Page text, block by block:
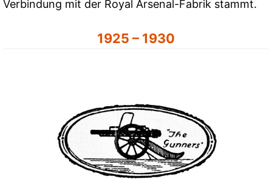
Verbindung mit der Royal Arsenal-Fabrik stammt.
1925 – 1930